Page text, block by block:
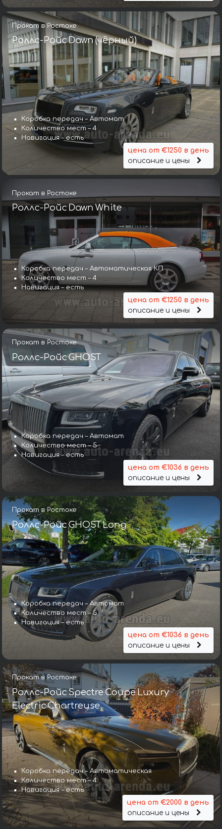
Прокат в Ростоке
Роллс-Ройс Dawn (чёрный)
Коробка передач – Автомат
Количество мест – 4
Навигация – есть
цена от €1250 в день
описание и цены
Прокат в Ростоке
Роллс-Ройс Dawn White
Коробка передач – Автоматическая КП
Количество мест – 4
Навигация – есть
цена от €1250 в день
описание и цены
Прокат в Ростоке
Роллс-Ройс GHOST
Коробка передач – Автомат
Количество мест – 5
Навигация – есть
цена от €1036 в день
описание и цены
Прокат в Ростоке
Роллс-Ройс GHOST Long
Коробка передач – Автомат
Количество мест – 5
Навигация – есть
цена от €1036 в день
описание и цены
Прокат в Ростоке
Роллс-Ройс Spectre Coupe Luxury
Electric Chartreuse
Коробка передач – Автоматическая
Количество мест – 4
Навигация – есть
цена от €2000 в день
описание и цены